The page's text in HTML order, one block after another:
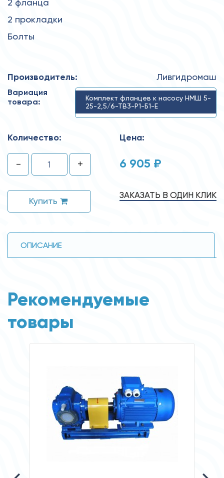
2 прокладки
Болты
Производитель: Ливгидромаш
Вариация
товара:
Комплект фланцев к насосу НМШ 5-
25-2,5/6-ТВ3-Р1-Б1-Е
Количество:
- +
Купить
Цена:
6 905 ₽
ЗАКАЗАТЬ В ОДИН КЛИК
ОПИСАНИЕ
Рекомендуемые
товары